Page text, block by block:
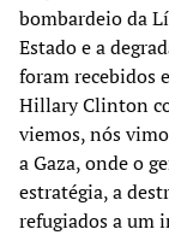
bombardeio da
Estado e a
foram recebidos
Hillary Clinton
viemos, nós
a Gaza, onde o
estratégia, a
refugiados a um